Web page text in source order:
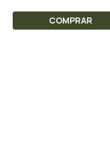
COMPRAR